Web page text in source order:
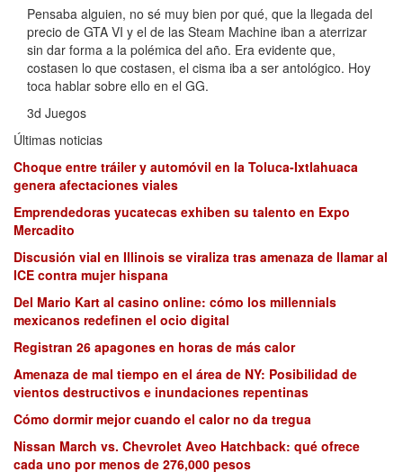
Pensaba alguien, no sé muy bien por qué, que la llegada del
precio de GTA VI y el de las Steam Machine iban a aterrizar
sin dar forma a la polémica del año. Era evidente que,
costasen lo que costasen, el cisma iba a ser antológico. Hoy
toca hablar sobre ello en el GG.
3d Juegos
Últimas noticias
Choque entre tráiler y automóvil en la Toluca-Ixtlahuaca
genera afectaciones viales
Emprendedoras yucatecas exhiben su talento en Expo
Mercadito
Discusión vial en Illinois se viraliza tras amenaza de llamar al
ICE contra mujer hispana
Del Mario Kart al casino online: cómo los millennials
mexicanos redefinen el ocio digital
Registran 26 apagones en horas de más calor
Amenaza de mal tiempo en el área de NY: Posibilidad de
vientos destructivos e inundaciones repentinas
Cómo dormir mejor cuando el calor no da tregua
Nissan March vs. Chevrolet Aveo Hatchback: qué ofrece
cada uno por menos de 276,000 pesos